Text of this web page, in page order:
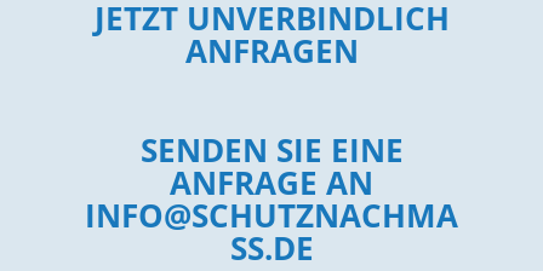
JETZT UNVERBINDLICH
ANFRAGEN
SENDEN SIE EINE
ANFRAGE AN
INFO@SCHUTZNACHMA
SS.DE